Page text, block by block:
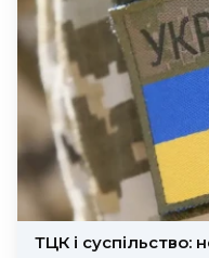
ТЦК і суспільство: